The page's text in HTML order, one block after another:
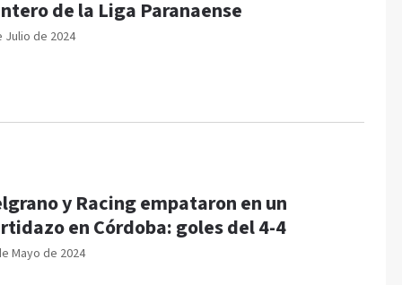
Julio de 2024
de la Liga Paranaense
Mayo de 2024
y Racing empataron en un
en Córdoba: goles del 4-4